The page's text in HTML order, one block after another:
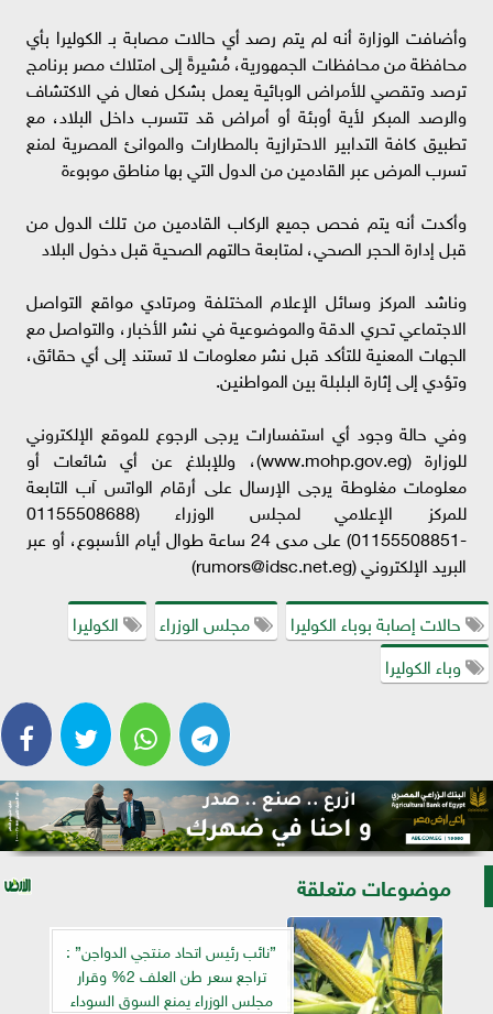
وأضافت الوزارة أنه لم يتم رصد أي حالات مصابة بـ الكوليرا بأي
محافظة من محافظات الجمهورية، مُشيرةً إلى امتلاك مصر برنامج
ترصد وتقصي للأمراض الوبائية يعمل بشكل فعال في الاكتشاف
والرصد المبكر لأية أوبئة أو أمراض قد تتسرب داخل البلاد، مع
تطبيق كافة التدابير الاحترازية بالمطارات والموانئ المصرية لمنع
تسرب المرض عبر القادمين من الدول التي بها مناطق موبوءة
وأكدت أنه يتم فحص جميع الركاب القادمين من تلك الدول من
قبل إدارة الحجر الصحي، لمتابعة حالتهم الصحية قبل دخول البلاد
وناشد المركز وسائل الإعلام المختلفة ومرتادي مواقع التواصل
الاجتماعي تحري الدقة والموضوعية في نشر الأخبار، والتواصل مع
الجهات المعنية للتأكد قبل نشر معلومات لا تستند إلى أي حقائق،
وتؤدي إلى إثارة البلبلة بين المواطنين.
وفي حالة وجود أي استفسارات يرجى الرجوع للموقع الإلكتروني
للوزارة (www.mohp.gov.eg)، وللإبلاغ عن أي شائعات أو
معلومات مغلوطة يرجى الإرسال على أرقام الواتس آب التابعة
للمركز الإعلامي لمجلس الوزراء (01155508688
-01155508851) على مدى 24 ساعة طوال أيام الأسبوع، أو عبر
البريد الإلكتروني (rumors@idsc.net.eg
)
حالات إصابة بوباء الكوليرا
مجلس الوزراء
الكوليرا
وباء الكوليرا
موضوعات متعلقة
”نائب رئيس اتحاد منتجي الدواجن” :
تراجع سعر طن العلف 2% وقرار
مجلس الوزراء يمنع السوق السوداء